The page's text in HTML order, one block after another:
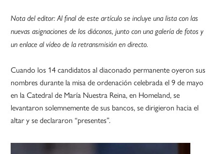
Nota del editor: Al final de este artículo se incluye una lista con las
nuevas asignaciones de los diáconos, junto con una galería de fotos y
un enlace al vídeo de la retransmisión en directo.
Cuando los 14 candidatos al diaconado permanente oyeron sus
nombres durante la misa de ordenación celebrada el 9 de mayo
en la Catedral de María Nuestra Reina, en Homeland, se
levantaron solemnemente de sus bancos, se dirigieron hacia el
altar y se declararon “presentes”.